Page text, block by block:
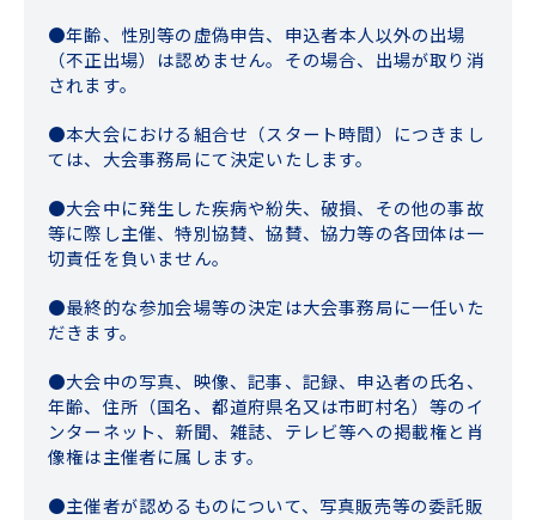
年齢、性別等の虚偽申告、申込者本人以外の出場
（不正出場）は認めません。その場合、出場が取り消
されます。
本大会における組合せ（スタート時間）につきまし
ては、大会事務局にて決定いたします。
大会中に発生した疾病や紛失、破損、その他の事故
等に際し主催、特別協賛、協賛、協力等の各団体は一
切責任を負いません。
最終的な参加会場等の決定は大会事務局に一任いた
だきます。
大会中の写真、映像、記事、記録、申込者の氏名、
年齢、住所（国名、都道府県名又は市町村名）等のイ
ンターネット、新聞、雑誌、テレビ等への掲載権と肖
像権は主催者に属します。
主催者が認めるものについて、写真販売等の委託販